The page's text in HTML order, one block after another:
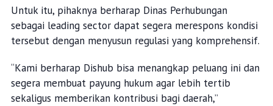
Untuk itu, pihaknya berharap Dinas Perhubungan
sebagai leading sector dapat segera merespons kondisi
tersebut dengan menyusun regulasi yang komprehensif.
“Kami berharap Dishub bisa menangkap peluang ini dan
segera membuat payung hukum agar lebih tertib
sekaligus memberikan kontribusi bagi daerah,”